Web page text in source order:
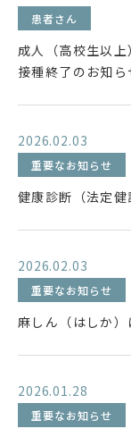
患者さん
成人（高校生以
接種終了のお知ら
2026.02.03
重要なお知らせ
健康診断（法定
2026.02.03
重要なお知らせ
麻しん（はしか
2026.01.28
重要なお知らせ